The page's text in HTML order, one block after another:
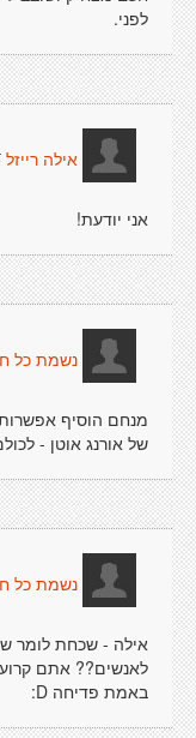
לפני.
אילה רייזל
אני יודעת!
נשמת כל
מנחם הוסיף
של אורנג אוטן -
נשמת כל
אילה - שכחת לומר
לאנשים?? אתם
באמת פדיחה D: